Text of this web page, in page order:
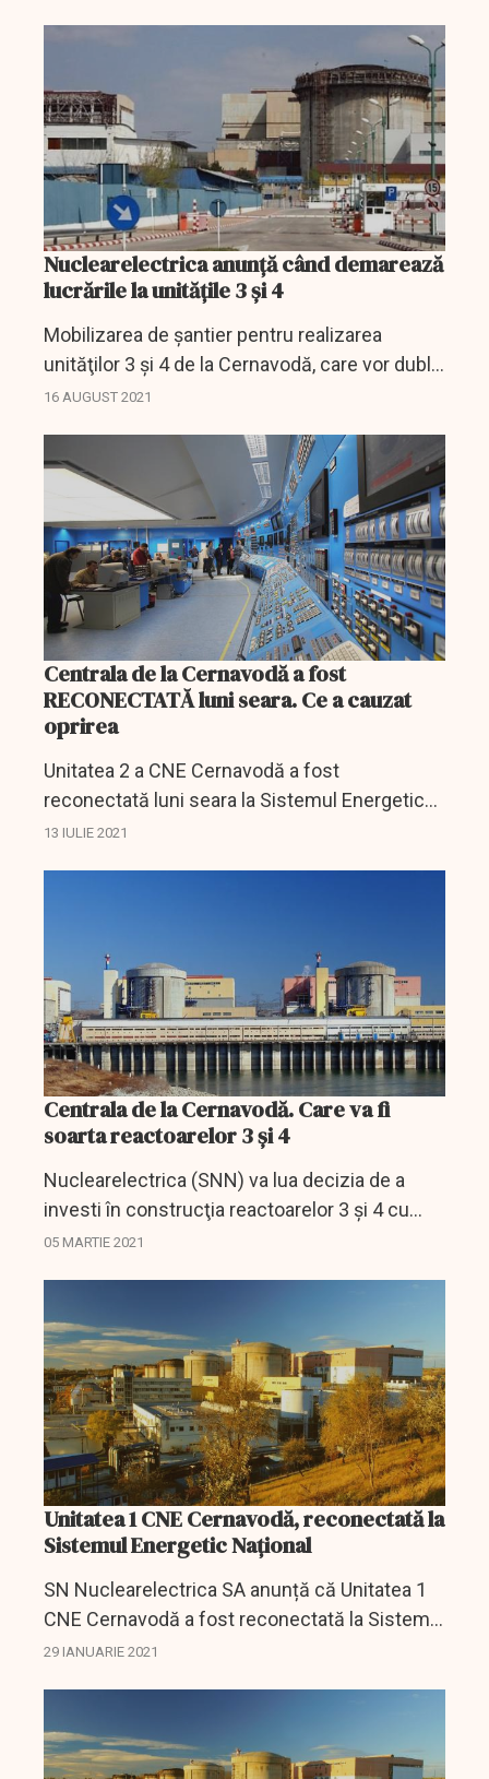
Nuclearelectrica anunță când demarează
lucrările la unitățile 3 și 4
Mobilizarea de şantier pentru realizarea
unităţilor 3 şi 4 de la Cernavodă, care vor dubla
capacitatea nucleară a României, va avea loc în
16 AUGUST 2021
Centrala de la Cernavodă a fost
RECONECTATĂ luni seara. Ce a cauzat
oprirea
Unitatea 2 a CNE Cernavodă a fost
reconectată luni seara la Sistemul Energetic
Naţional, după ce în după-amiaza zilei de
13 IULIE 2021
Centrala de la Cernavodă. Care va fi
soarta reactoarelor 3 și 4
Nuclearelectrica (SNN) va lua decizia de a
investi în construcţia reactoarelor 3 şi 4 cu
condiţia încheierii unui acord clar cu statul
05 MARTIE 2021
Unitatea 1 CNE Cernavodă, reconectată la
Sistemul Energetic Național
SN Nuclearelectrica SA anunță că Unitatea 1
CNE Cernavodă a fost reconectată la Sistemul
Energetic Național. Unitatea fusese oprită în
29 IANUARIE 2021